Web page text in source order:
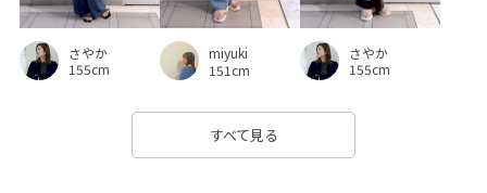
さやか
155cm
miyuki
151cm
さやか
155cm
すべて見る